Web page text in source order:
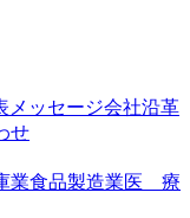
メッセージ会社沿革
せ
業食品製造業医 療